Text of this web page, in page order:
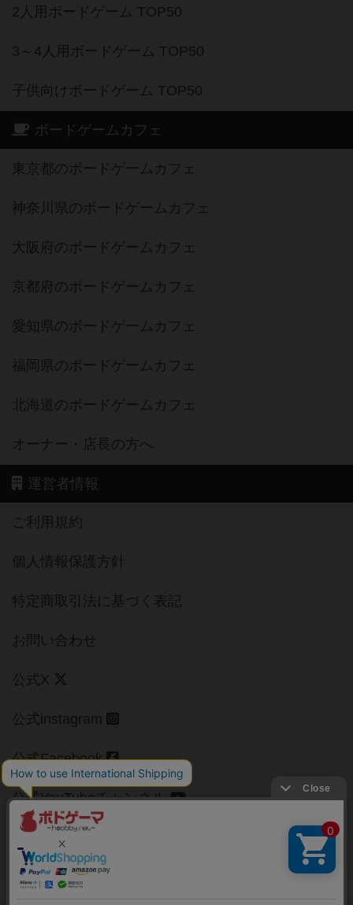
2人用ボードゲーム TOP50
3～4人用ボードゲーム TOP50
子供向けボードゲーム TOP50
ボードゲームカフェ
東京都のボードゲームカフェ
神奈川県のボードゲームカフェ
大阪府のボードゲームカフェ
京都府のボードゲームカフェ
愛知県のボードゲームカフェ
福岡県のボードゲームカフェ
北海道のボードゲームカフェ
オーナー・店長の方へ
運営者情報
ご利用規約
個人情報保護方針
特定商取引法に基づく表記
お問い合わせ
公式X
公式instagram
公式Facebook
公式YouTubeチャンネル